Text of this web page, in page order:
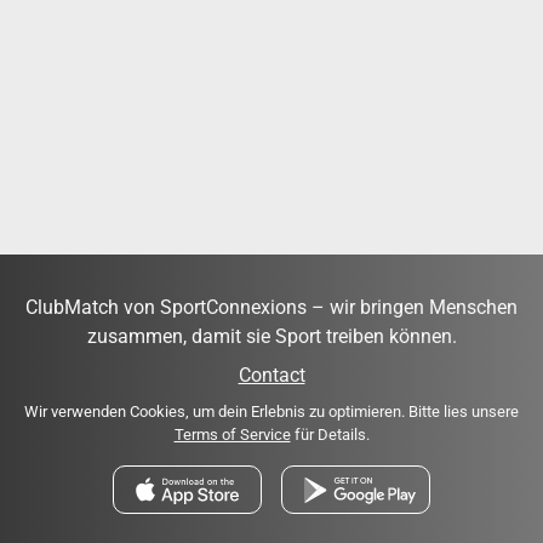
ClubMatch von SportConnexions – wir bringen Menschen
zusammen, damit sie Sport treiben können.
Contact
Wir verwenden Cookies, um dein Erlebnis zu optimieren. Bitte lies unsere
Terms of Servicefür Details.